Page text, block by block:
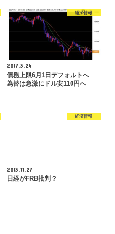
経済情報
2017.3.24
債務上限6月1日デフォルトへ
為替は急激にドル安110円へ
経済情報
2013.11.27
日経がFRB批判？